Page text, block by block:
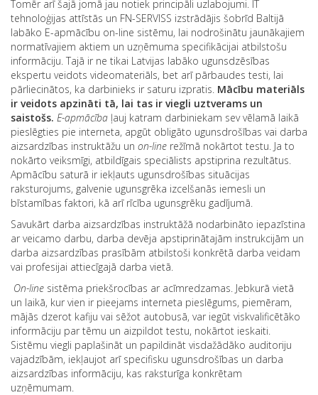
Tomēr arī šajā jomā jau notiek principāli uzlabojumi. IT
tehnoloģijas attīstās un FN-SERVISS izstrādājis šobrīd Baltijā
labāko E-apmācību on-line sistēmu, lai nodrošinātu jaunākajiem
normatīvajiem aktiem un uzņēmuma specifikācijai atbilstošu
informāciju. Tajā ir ne tikai Latvijas labāko ugunsdzēsības
ekspertu veidots videomateriāls, bet arī pārbaudes testi, lai
pārliecinātos, ka darbinieks ir saturu izpratis. Mācību materiāls
ir veidots apzināti tā, lai tas ir viegli uztverams un
saistošs. E-apmācība ļauj katram darbiniekam sev vēlamā laikā
pieslēgties pie interneta, apgūt obligāto ugunsdrošības vai darba
aizsardzības instruktāžu un on-line režīmā nokārtot testu. Ja to
nokārto veiksmīgi, atbildīgais speciālists apstiprina rezultātus.
Apmācību saturā ir iekļauts ugunsdrošības situācijas
raksturojums, galvenie ugunsgrēka izcelšanās iemesli un
bīstamības faktori, kā arī rīcība ugunsgrēku gadījumā.
Savukārt darba aizsardzības instruktāžā nodarbināto iepazīstina
ar veicamo darbu, darba devēja apstiprinātajām instrukcijām un
darba aizsardzības prasībām atbilstoši konkrētā darba veidam
vai profesijai attiecīgajā darba vietā.
On-line sistēma priekšrocības ar acīmredzamas. Jebkurā vietā
un laikā, kur vien ir pieejams interneta pieslēgums, piemēram,
mājās dzerot kafiju vai sēžot autobusā, var iegūt viskvalificētāko
informāciju par tēmu un aizpildot testu, nokārtot ieskaiti.
Sistēmu viegli paplašināt un papildināt visdažādāko auditoriju
vajadzībām, iekļaujot arī specifisku ugunsdrošības un darba
aizsardzības informāciju, kas raksturīga konkrētam
uzņēmumam.